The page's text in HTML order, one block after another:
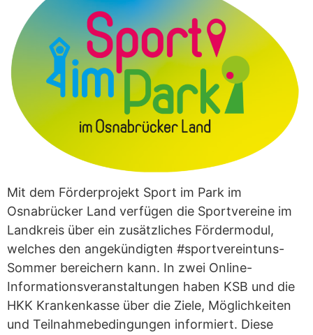
Mit dem Förderprojekt Sport im Park im
Osnabrücker Land verfügen die Sportvereine im
Landkreis über ein zusätzliches Fördermodul,
welches den angekündigten #sportvereintuns-
Sommer bereichern kann. In zwei Online-
Informationsveranstaltungen haben KSB und die
HKK Krankenkasse über die Ziele, Möglichkeiten
und Teilnahmebedingungen informiert. Diese